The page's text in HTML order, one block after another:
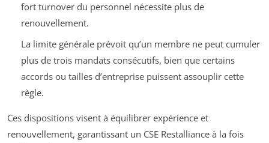
fort turnover du personnel nécessite plus de
renouvellement.
La limite générale prévoit qu’un membre ne peut cumuler
plus de trois mandats consécutifs, bien que certains
accords ou tailles d’entreprise puissent assouplir cette
règle.
Ces dispositions visent à équilibrer expérience et
renouvellement, garantissant un CSE Restalliance à la fois